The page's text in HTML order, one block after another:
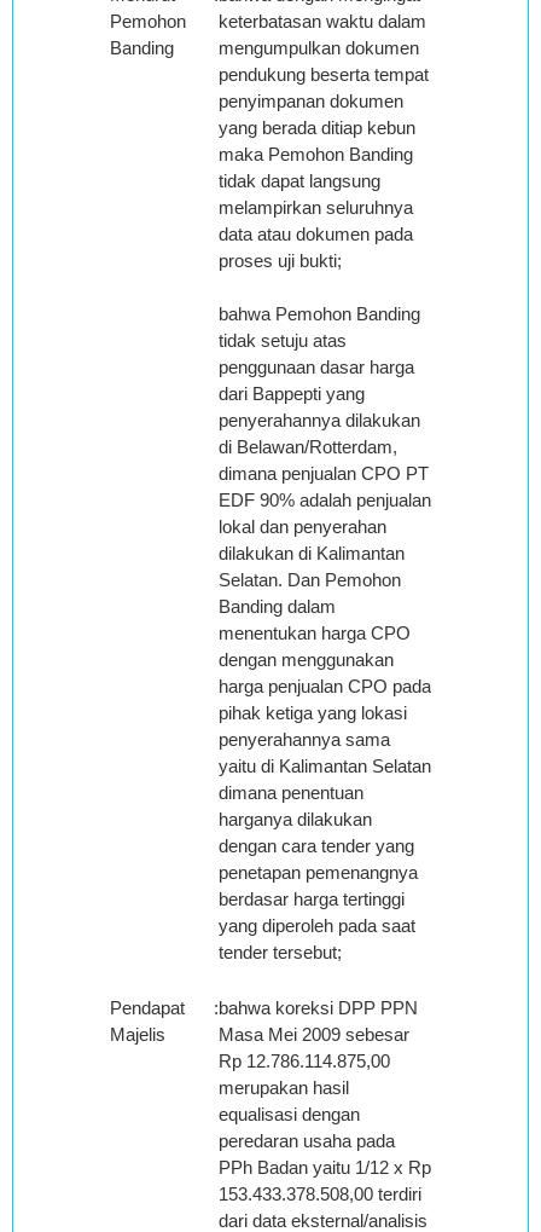
Pemohon
Banding
keterbatasan waktu dalam
mengumpulkan dokumen
pendukung beserta tempat
penyimpanan dokumen
yang berada ditiap kebun
maka Pemohon Banding
tidak dapat langsung
melampirkan seluruhnya
data atau dokumen pada
proses uji bukti;
bahwa Pemohon Banding
tidak setuju atas
penggunaan dasar harga
dari Bappepti yang
penyerahannya dilakukan
di Belawan/Rotterdam,
dimana penjualan CPO PT
EDF 90% adalah penjualan
lokal dan penyerahan
dilakukan di Kalimantan
Selatan. Dan Pemohon
Banding dalam
menentukan harga CPO
dengan menggunakan
harga penjualan CPO pada
pihak ketiga yang lokasi
penyerahannya sama
yaitu di Kalimantan Selatan
dimana penentuan
harganya dilakukan
dengan cara tender yang
penetapan pemenangnya
berdasar harga tertinggi
yang diperoleh pada saat
tender tersebut;
Pendapat
Majelis
:bahwa koreksi DPP PPN
Masa Mei 2009 sebesar
Rp 12.786.114.875,00
merupakan hasil
equalisasi dengan
peredaran usaha pada
PPh Badan yaitu 1/12 x Rp
153.433.378.508,00 terdiri
dari data eksternal/analisis